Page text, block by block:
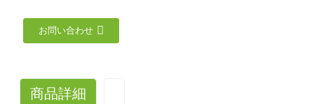
お問い合わせ
商品詳細